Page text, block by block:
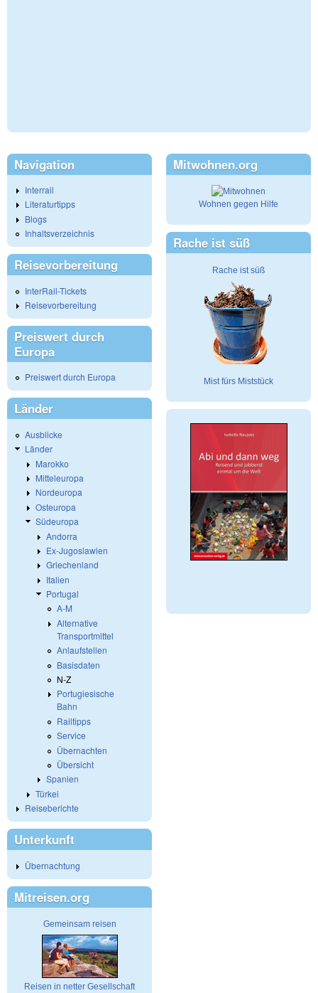
Navigation
Interrail
Literaturtipps
Blogs
Inhaltsverzeichnis
Reisevorbereitung
InterRail-Tickets
Reisevorbereitung
Preiswert durch
Europa
Preiswert durch Europa
Länder
Ausblicke
Länder
Marokko
Mitteleuropa
Nordeuropa
Osteuropa
Südeuropa
Andorra
Ex-Jugoslawien
Griechenland
Italien
Portugal
A-M
Alternative
Transportmittel
Anlaufstellen
Basisdaten
N-Z
Portugiesische
Bahn
Railtipps
Service
Übernachten
Übersicht
Spanien
Türkei
Reiseberichte
Unterkunft
Übernachtung
Mitreisen.org
Gemeinsam reisen
Reisen in netter Gesellschaft
Mitwohnen.org
Wohnen gegen Hilfe
Rache ist süß
Rache ist süß
Mist fürs Miststück